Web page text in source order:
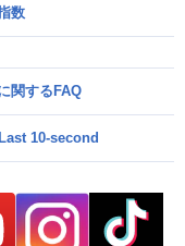
数
関するFAQ
10-second